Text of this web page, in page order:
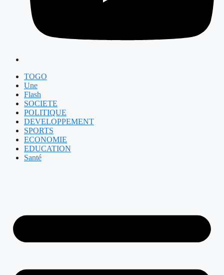
TOGO
Une
Flash
SOCIETE
POLITIQUE
DEVELOPPEMENT
SPORTS
ECONOMIE
EDUCATION
Santé